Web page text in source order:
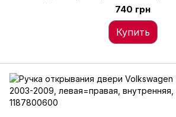
740 грн
Купить